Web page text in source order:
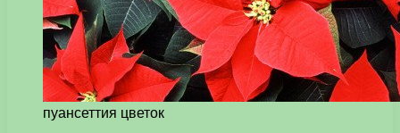
пуансеттия цветок